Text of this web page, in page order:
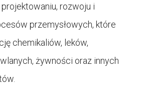
rozwoju i
przemysłowych, które
chemikaliów, leków,
żywności oraz innych